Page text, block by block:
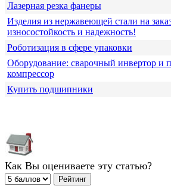
Лазерная резка фанеры
Изделия из нержавеющей стали на
износостойкость и надежность!
Роботизация в сфере упаковки
Оборудование: сварочный инвертор и
компрессор
Купить подшипники
Как Вы оцениваете эту статью?